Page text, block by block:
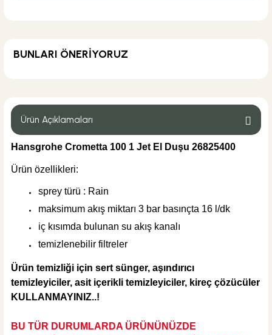
BUNLARI ÖNERİYORUZ
2.518,80 TL %42
Sepete Ekle
KARGO BEDAVA
2.520,00 TL
Ürün Açıklamaları
Hansgrohe Crometta 100 1 Jet El Duşu 26825400
Ürün özellikleri:
sprey türü : Rain
maksimum akış miktarı 3 bar basınçta 16 l/dk
iç kısımda bulunan su akış kanalı
temizlenebilir filtreler
Ürün temizliği için sert sünger, aşındırıcı
temizleyiciler, asit içerikli temizleyiciler, kireç çözücüler
KULLANMAYINIZ..!
BU TÜR DURUMLARDA ÜRÜNÜNÜZDE